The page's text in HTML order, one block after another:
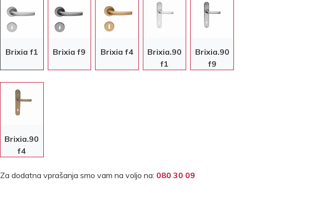
Brixia f1 Brixia f9 Brixia f4
Brixia.90
f1
Brixia.90
f9
Brixia.90
f4
Za dodatna vprašanja smo vam na voljo na: 080 30 09